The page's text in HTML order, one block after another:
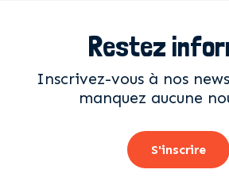
Restez
Inscrivez-vous à nos
manquez aucune
S'inscrire